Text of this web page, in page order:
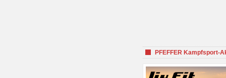
PFEFFER Kampfsport-